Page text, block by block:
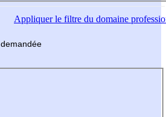
Appliquerle filtre du domaine
demandée